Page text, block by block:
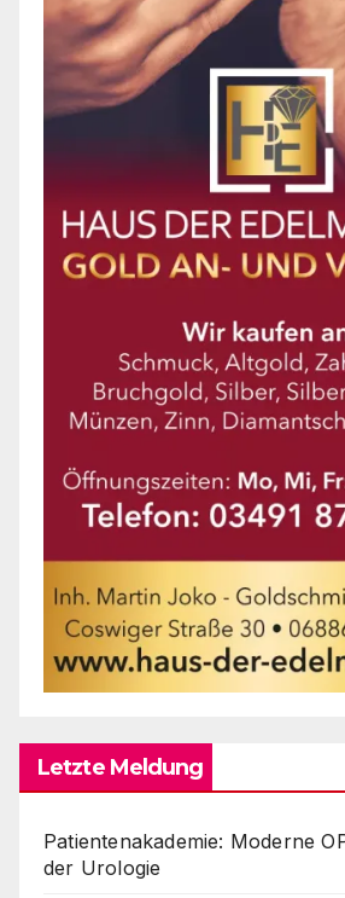
Letzte Meldung
Patientenakademie: Moderne
der Urologie